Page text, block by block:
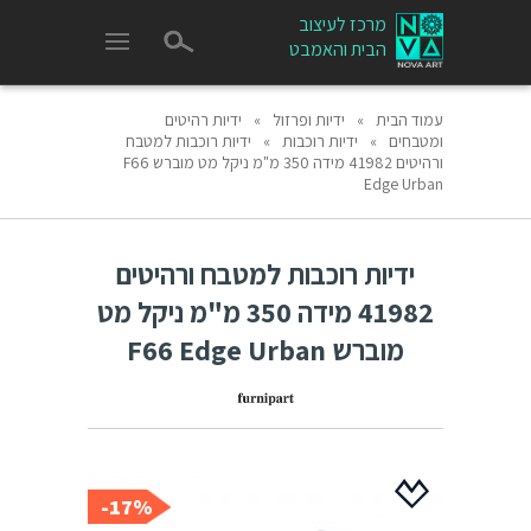
מרכז לעיצוב
הבית והאמבט
עמוד הבית » ידיות ופרזול »
ידיות רהיטים
ומטבחים
» ידיות רוכבות »
ידיות רוכבות למטבח
ורהיטים 41982 מידה 350 מ"מ ניקל מט מוברש F66
Edge Urban
ידיות רוכבות למטבח ורהיטים
41982 מידה 350 מ"מ ניקל מט
מוברש F66 Edge Urban
17%-